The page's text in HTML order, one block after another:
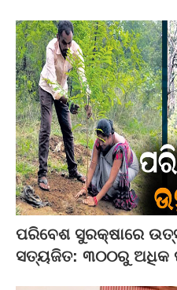
ପରିବେଶ ସୁରକ୍ଷାରେ
ସତ୍ୟଜିତ: ୩୦୦ରୁ ଅଧିକ